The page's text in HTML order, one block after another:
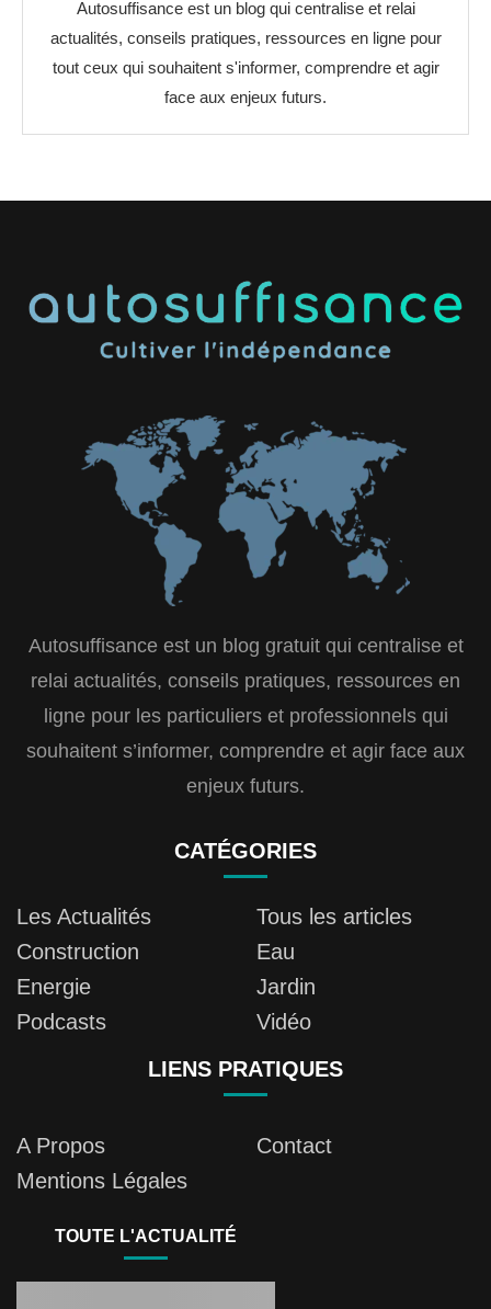
Autosuffisance est un blog qui centralise et relai
actualités, conseils pratiques, ressources en ligne pour
tout ceux qui souhaitent s'informer, comprendre et agir
face aux enjeux futurs.
Autosuffisance est un blog gratuit qui centralise et
relai actualités, conseils pratiques, ressources en
ligne pour les particuliers et professionnels qui
souhaitent s’informer, comprendre et agir face aux
enjeux futurs.
CATÉGORIES
Les Actualités
Tous les articles
Construction
Eau
Energie
Jardin
Podcasts
Vidéo
LIENS PRATIQUES
A Propos
Contact
Mentions Légales
TOUTE L'ACTUALITÉ